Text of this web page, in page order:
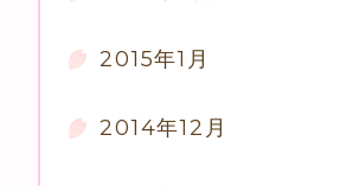
2015年1月
2014年12月